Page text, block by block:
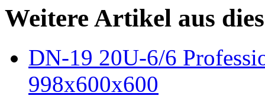
Weitere Artikel aus
DN-19 20U-6/6
998x600x600